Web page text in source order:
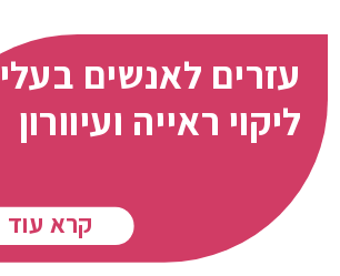
עזרים לאנשים בעלי
ליקוי ראייה ועיוורון
קרא עוד